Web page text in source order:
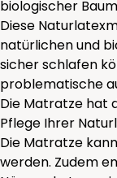
biologischer
Diese
natürlichen und
sicher schlafen
problematische
Die Matratze hat
Pflege Ihrer
Die Matratze
werden. Zudem